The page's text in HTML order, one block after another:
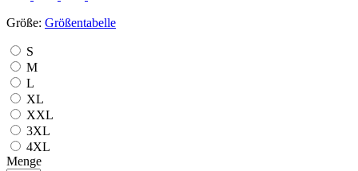
Größe: Größentabelle
S
M
L
XL
XXL
3XL
4XL
Menge